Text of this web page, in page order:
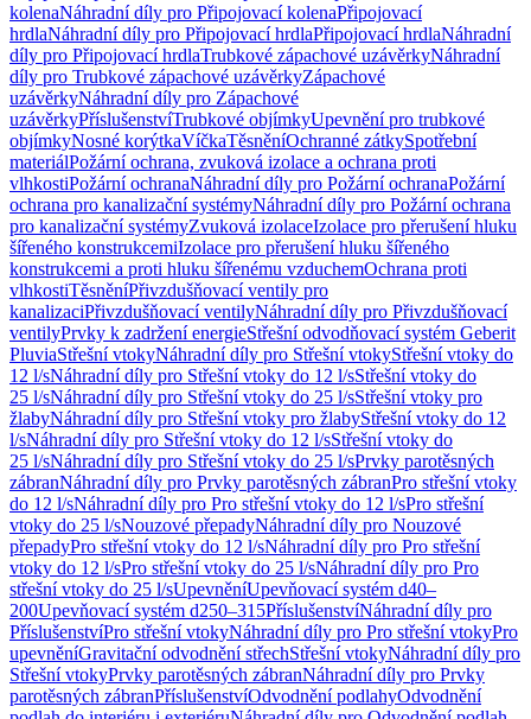
kolenaNáhradní díly pro Připojovací kolenaPřipojovací
hrdlaNáhradní díly pro Připojovací hrdlaPřipojovací hrdlaNáhradní
díly pro Připojovací hrdlaTrubkové zápachové uzávěrkyNáhradní
díly pro Trubkové zápachové uzávěrkyZápachové
uzávěrkyNáhradní díly pro Zápachové
uzávěrkyPříslušenstvíTrubkové objímkyUpevnění pro trubkové
objímkyNosné korýtkaVíčkaTěsněníOchranné zátkySpotřební
materiálPožární ochrana, zvuková izolace a ochrana proti
vlhkostiPožární ochranaNáhradní díly pro Požární ochranaPožární
ochrana pro kanalizační systémyNáhradní díly pro Požární ochrana
pro kanalizační systémyZvuková izolaceIzolace pro přerušení hluku
šířeného konstrukcemiIzolace pro přerušení hluku šířeného
konstrukcemi a proti hluku šířenému vzduchemOchrana proti
vlhkostiTěsněníPřivzdušňovací ventily pro
kanalizaciPřivzdušňovací ventilyNáhradní díly pro Přivzdušňovací
ventilyPrvky k zadržení energieStřešní odvodňovací systém Geberit
PluviaStřešní vtokyNáhradní díly pro Střešní vtokyStřešní vtoky do
12 l/sNáhradní díly pro Střešní vtoky do 12 l/sStřešní vtoky do
25 l/sNáhradní díly pro Střešní vtoky do 25 l/sStřešní vtoky pro
žlabyNáhradní díly pro Střešní vtoky pro žlabyStřešní vtoky do 12
l/sNáhradní díly pro Střešní vtoky do 12 l/sStřešní vtoky do
25 l/sNáhradní díly pro Střešní vtoky do 25 l/sPrvky parotěsných
zábranNáhradní díly pro Prvky parotěsných zábranPro střešní vtoky
do 12 l/sNáhradní díly pro Pro střešní vtoky do 12 l/sPro střešní
vtoky do 25 l/sNouzové přepadyNáhradní díly pro Nouzové
přepadyPro střešní vtoky do 12 l/sNáhradní díly pro Pro střešní
vtoky do 12 l/sPro střešní vtoky do 25 l/sNáhradní díly pro Pro
střešní vtoky do 25 l/sUpevněníUpevňovací systém d40–
200Upevňovací systém d250–315PříslušenstvíNáhradní díly pro
PříslušenstvíPro střešní vtokyNáhradní díly pro Pro střešní vtokyPro
upevněníGravitační odvodnění střechStřešní vtokyNáhradní díly pro
Střešní vtokyPrvky parotěsných zábranNáhradní díly pro Prvky
parotěsných zábranPříslušenstvíOdvodnění podlahyOdvodnění